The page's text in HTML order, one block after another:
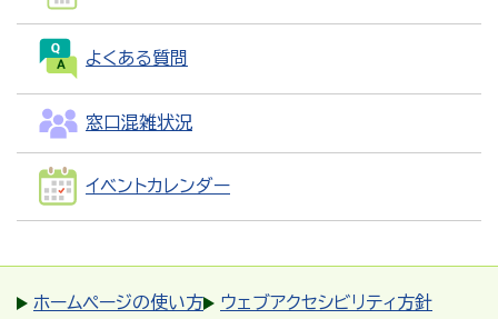
よくある質問
窓口混雑状況
イベントカレンダー
ホームページの使い方
ウェブアクセシビリティ方針